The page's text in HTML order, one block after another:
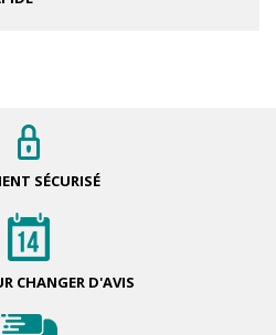
SÉCURISÉ
CHANGER D'AVIS